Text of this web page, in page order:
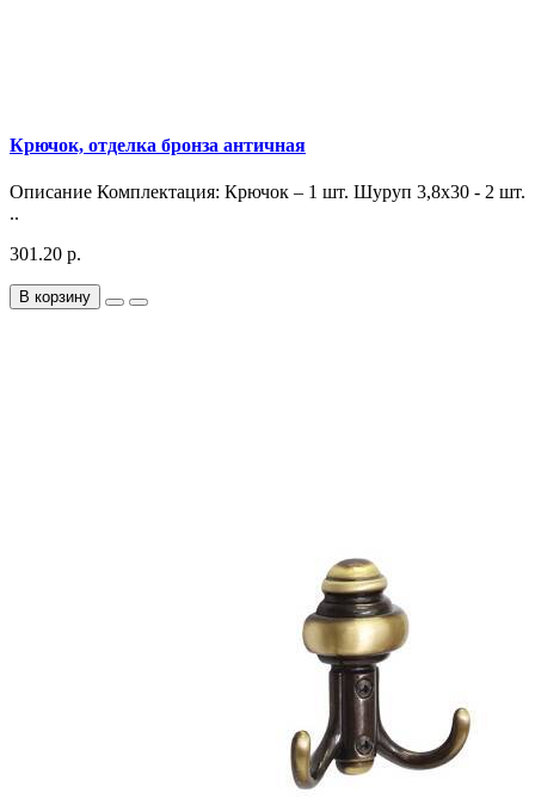
Крючок, отделка бронза античная
Описание Комплектация: Крючок – 1 шт. Шуруп 3,8х30 - 2 шт.
..
301.20 р.
В корзину